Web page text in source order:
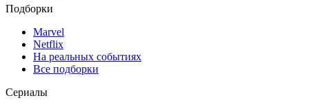
Подборки
Marvel
Netflix
На реальных событиях
Все подборки
Сериалы